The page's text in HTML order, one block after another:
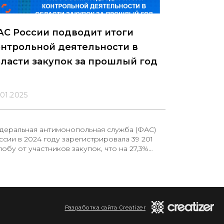
России подводит итоги
деятельности в
закупок за прошлый год
антимонопольная служба (ФАС)
в 2024 году зарегистрировала 39 201
от участников закупок, что на 27,3%
31 769. Это на 31% меньше, чем в
жалоб обусловлено тем, что
Разработка сайта Creatizer